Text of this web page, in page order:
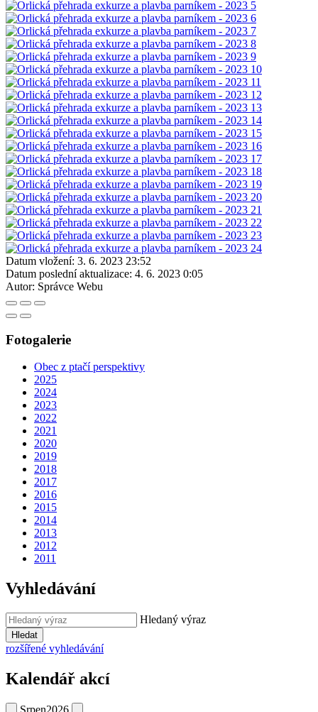
Datum vložení: 3. 6. 2023 23:52
Datum poslední aktualizace: 4. 6. 2023 0:05
Autor: Správce Webu
Fotogalerie
Obec z ptačí perspektivy
2025
2024
2023
2022
2021
2020
2019
2018
2017
2016
2015
2014
2013
2012
2011
Vyhledávání
Hledaný výraz
Hledat
rozšířené vyhledávání
Kalendář akcí
Srpen2026